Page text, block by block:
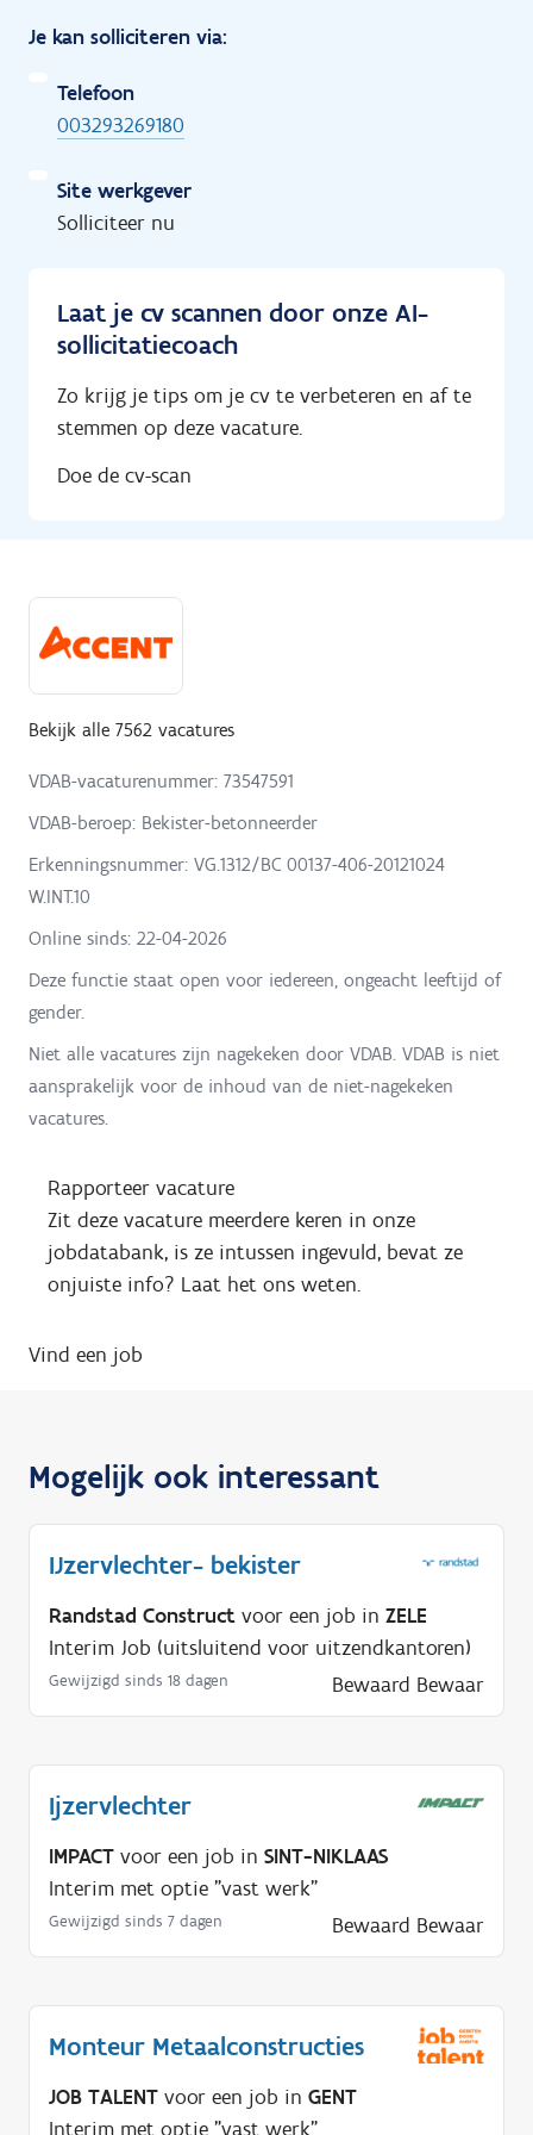
Je kan solliciteren via:
Telefoon
003293269180
Site werkgever
Solliciteer nu
Laat je cv scannen door onze AI-
sollicitatiecoach
Zo krijg je tips om je cv te verbeteren en af te
stemmen op deze vacature.
Doe de cv-scan
Bekijk alle 7562 vacatures
VDAB-vacaturenummer: 73547591
VDAB-beroep: Bekister-betonneerder
Erkenningsnummer: VG.1312/BC 00137-406-20121024
W.INT.10
Online sinds: 22-04-2026
Deze functie staat open voor iedereen, ongeacht leeftijd of
gender.
Niet alle vacatures zijn nagekeken door VDAB. VDAB is niet
aansprakelijk voor de inhoud van de niet-nagekeken
vacatures.
Rapporteer vacature
Zit deze vacature meerdere keren in onze
jobdatabank, is ze intussen ingevuld, bevat ze
onjuiste info? Laat het ons weten.
Vind een job
Mogelijk ook interessant
IJzervlechter- bekister
Randstad Construct voor een job in ZELE
Interim Job (uitsluitend voor uitzendkantoren)
Gewijzigd sinds 18 dagen Bewaard Bewaar
Ijzervlechter
IMPACT voor een job in SINT-NIKLAAS
Interim met optie "vast werk"
Gewijzigd sinds 7 dagen Bewaard Bewaar
Monteur Metaalconstructies
JOB TALENT voor een job in GENT
Interim met optie "vast werk"